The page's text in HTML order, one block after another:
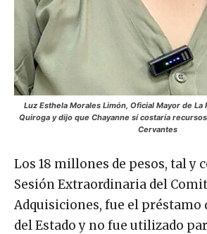
Luz Esthela Morales Limón, Oficial Mayor de La
Quiroga y dijo que Chayanne sí costaría
Cervantes
Los 18 millones de pesos, tal y
Sesión Extraordinaria del
Adquisiciones, fue el préstamo
del Estado y no fue utilizado